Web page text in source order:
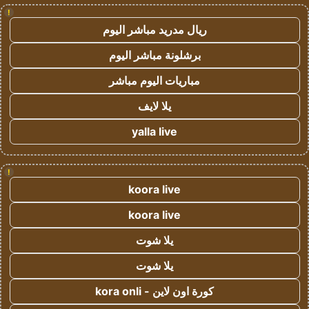
!
ريال مدريد مباشر اليوم
برشلونة مباشر اليوم
مباريات اليوم مباشر
يلا لايف
yalla live
!
koora live
koora live
يلا شوت
يلا شوت
كورة اون لاين - kora onli